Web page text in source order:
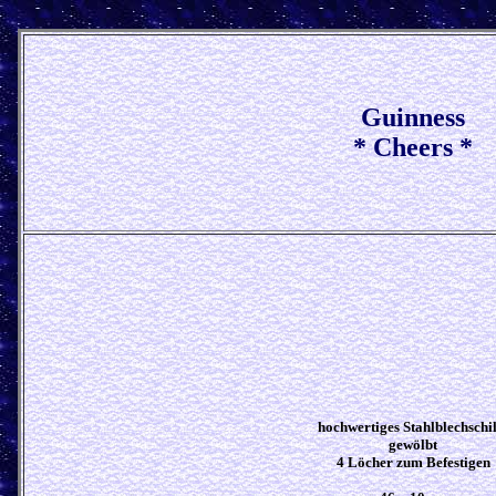
Guinness
* Cheers *
hochwertiges
gewölbt
4 Löcher zum Befestigen